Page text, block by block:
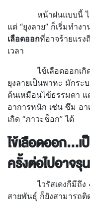
หน้าฝนแบบนี้ ไม่ใ
แต่ “ยุงลาย” ก็เริ่มทำ
เลือดออกที่อาจร้ายแรง
เวลา
ไข้เลือดออกเกิดจา
ยุงลายเป็นพาหะ มักระ
ต้นเหมือนไข้ธรรมดา
อาการหนัก เช่น ซึม อา
เกิด “ภาวะช็อก” ได้
ไข้เลือดออก...เ
ครั้งต่อไปอาจรุ
ไวรัสเดงกีมีถึง 4
สายพันธุ์ ก็ยังสามารถ